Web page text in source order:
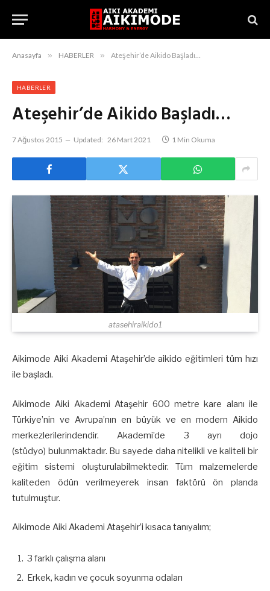
Anasayfa » HABERLER » Ateşehir’de Aikido Başladı…
HABERLER
Ateşehir’de Aikido Başladı…
7 Ağustos 2015 Updated: 26 Mart 2021 1 Min Okuma
atasehiraikido1
Aikimode Aiki Akademi Ataşehir’de aikido eğitimleri tüm hızı
ile başladı.
Aikimode Aiki Akademi Ataşehir 600 metre kare alanı ile
Türkiye’nin ve Avrupa’nın en büyük ve en modern Aikido
merkezlerilerindendir. Akademi’de 3 ayrı dojo
(stüdyo) bulunmaktadır. Bu sayede daha nitelikli ve kaliteli bir
eğitim sistemi oluşturulabilmektedir. Tüm malzemelerde
kaliteden ödün verilmeyerek insan faktörü ön planda
tutulmuştur.
Aikimode Aiki Akademi Ataşehir’i kısaca tanıyalım;
3 farklı çalışma alanı
Erkek, kadın ve çocuk soyunma odaları